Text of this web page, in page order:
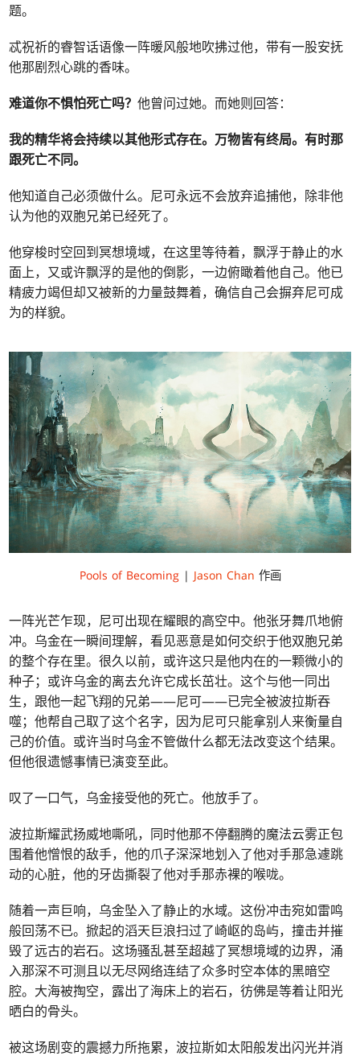
题。
忒祝祈的睿智话语像一阵暖风般地吹拂过他，带有一股安抚
他那剧烈心跳的香味。
难道你不惧怕死亡吗？他曾问过她。而她则回答：
我的精华将会持续以其他形式存在。万物皆有终局。有时那
跟死亡不同。
他知道自己必须做什么。尼可永远不会放弃追捕他，除非他
认为他的双胞兄弟已经死了。
他穿梭时空回到冥想境域，在这里等待着，飘浮于静止的水
面上，又或许飘浮的是他的倒影，一边俯瞰着他自己。他已
精疲力竭但却又被新的力量鼓舞着，确信自己会摒弃尼可成
为的样貌。
Pools of Becoming| Jason Chan 作画
一阵光芒乍现，尼可出现在耀眼的高空中。他张牙舞爪地俯
冲。乌金在一瞬间理解，看见恶意是如何交织于他双胞兄弟
的整个存在里。很久以前，或许这只是他内在的一颗微小的
种子；或许乌金的离去允许它成长茁壮。这个与他一同出
生，跟他一起飞翔的兄弟——尼可——已完全被波拉斯吞
噬；他帮自己取了这个名字，因为尼可只能拿别人来衡量自
己的价值。或许当时乌金不管做什么都无法改变这个结果。
但他很遗憾事情已演变至此。
叹了一口气，乌金接受他的死亡。他放手了。
波拉斯耀武扬威地嘶吼，同时他那不停翻腾的魔法云雾正包
围着他憎恨的敌手，他的爪子深深地划入了他对手那急遽跳
动的心脏，他的牙齿撕裂了他对手那赤裸的喉咙。
随着一声巨响，乌金坠入了静止的水域。这份冲击宛如雷鸣
般回荡不已。掀起的滔天巨浪扫过了崎岖的岛屿，撞击并摧
毁了远古的岩石。这场骚乱甚至超越了冥想境域的边界，涌
入那深不可测且以无尽网络连结了众多时空本体的黑暗空
腔。大海被掏空，露出了海床上的岩石，彷佛是等着让阳光
晒白的骨头。
被这场剧变的震撼力所拖累，波拉斯如太阳般发出闪光并消